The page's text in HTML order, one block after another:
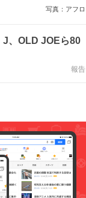
写真：アフロ
J、OLD JOEら80
報告